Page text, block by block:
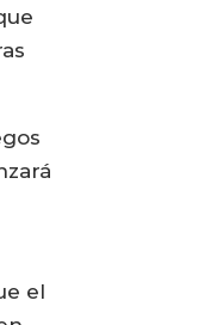
el